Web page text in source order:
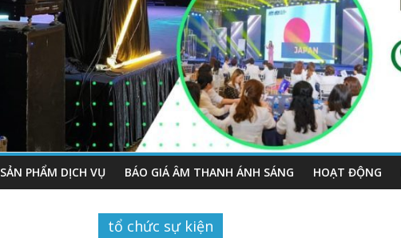
SẢN PHẨM DỊCH VỤ BÁO GIÁ ÂM THANH ÁNH SÁNG HOẠT ĐỘNG
tổ chức sự kiện